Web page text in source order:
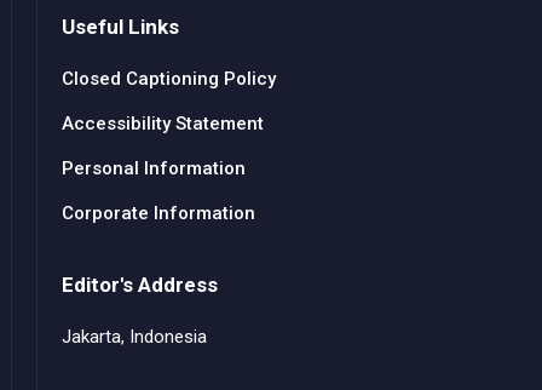
Useful Links
Closed Captioning Policy
Accessibility Statement
Personal Information
Corporate Information
Editor's Address
Jakarta, Indonesia